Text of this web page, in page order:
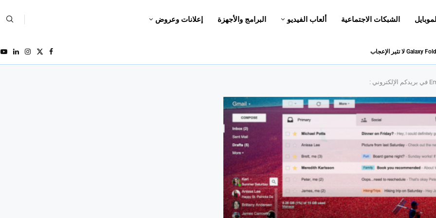
الموبايل الشبكات الاجتماعية ألعاب الفيديو البرامج والأجهزة إعلانات وعروض